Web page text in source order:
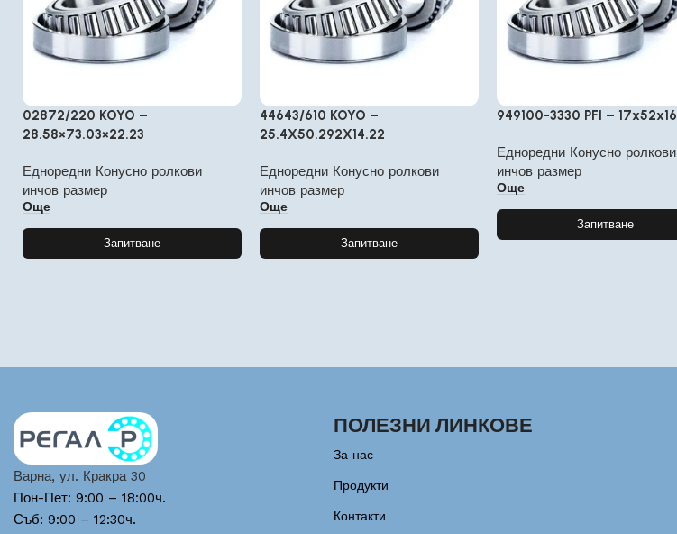
02872/220 KOYO –
28.58×73.03×22.23
Едноредни Конусно ролкови
инчов размер
Още
Запитване
44643/610 KOYO –
25.4X50.292X14.22
Едноредни Конусно ролкови
инчов размер
Още
Запитване
949100-3330 PFI – 17x52x16
Едноредни Конусно ролкови
инчов размер
Още
Запитване
Варна, ул. Кракра 30
Пон-Пет: 9:00 – 18:00ч.
Съб: 9:00 – 12:30ч.
ПОЛЕЗНИ ЛИНКОВЕ
За нас
Продукти
Контакти